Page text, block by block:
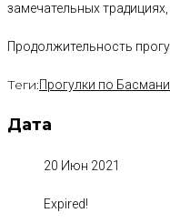
замечательных
Продолжительность
Теги:Прогулки по
Дата
20 Июн 2021
Expired!